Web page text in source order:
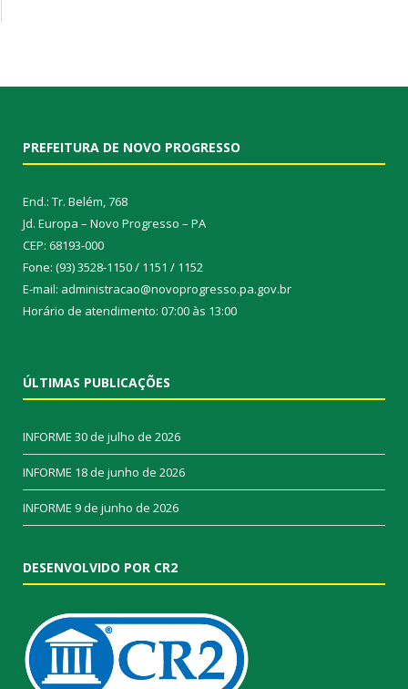
PREFEITURA DE NOVO PROGRESSO
End.: Tr. Belém, 768
Jd. Europa – Novo Progresso – PA
CEP: 68193-000
Fone: (93) 3528-1150 / 1151 / 1152
E-mail: administracao@novoprogresso.pa.gov.br
Horário de atendimento: 07:00 às 13:00
ÚLTIMAS PUBLICAÇÕES
INFORME 30 de julho de 2026
INFORME 18 de junho de 2026
INFORME 9 de junho de 2026
DESENVOLVIDO POR CR2